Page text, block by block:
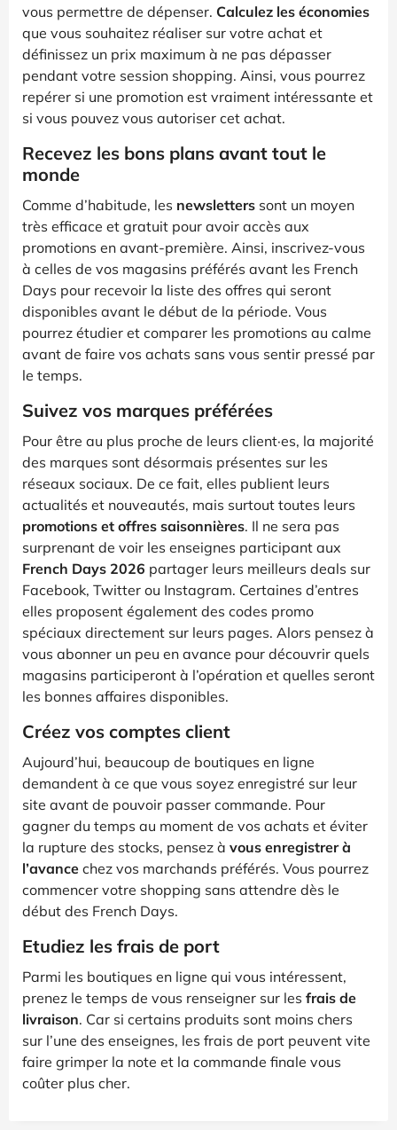
vous permettre de dépenser. Calculez les économies
que vous souhaitez réaliser sur votre achat et
définissez un prix maximum à ne pas dépasser
pendant votre session shopping. Ainsi, vous pourrez
repérer si une promotion est vraiment intéressante et
si vous pouvez vous autoriser cet achat.
Recevez les bons plans avant tout le
monde
Comme d’habitude, les newsletters sont un moyen
très efficace et gratuit pour avoir accès aux
promotions en avant-première. Ainsi, inscrivez-vous
à celles de vos magasins préférés avant les French
Days pour recevoir la liste des offres qui seront
disponibles avant le début de la période. Vous
pourrez étudier et comparer les promotions au calme
avant de faire vos achats sans vous sentir pressé par
le temps.
Suivez vos marques préférées
Pour être au plus proche de leurs client·es, la majorité
des marques sont désormais présentes sur les
réseaux sociaux. De ce fait, elles publient leurs
actualités et nouveautés, mais surtout toutes leurs
promotions et offres saisonnières. Il ne sera pas
surprenant de voir les enseignes participant aux
French Days 2026 partager leurs meilleurs deals sur
Facebook, Twitter ou Instagram. Certaines d’entres
elles proposent également des codes promo
spéciaux directement sur leurs pages. Alors pensez à
vous abonner un peu en avance pour découvrir quels
magasins participeront à l’opération et quelles seront
les bonnes affaires disponibles.
Créez vos comptes client
Aujourd’hui, beaucoup de boutiques en ligne
demandent à ce que vous soyez enregistré sur leur
site avant de pouvoir passer commande. Pour
gagner du temps au moment de vos achats et éviter
la rupture des stocks, pensez à vous enregistrer à
l’avance chez vos marchands préférés. Vous pourrez
commencer votre shopping sans attendre dès le
début des French Days.
Etudiez les frais de port
Parmi les boutiques en ligne qui vous intéressent,
prenez le temps de vous renseigner sur les frais de
livraison. Car si certains produits sont moins chers
sur l’une des enseignes, les frais de port peuvent vite
faire grimper la note et la commande finale vous
coûter plus cher.